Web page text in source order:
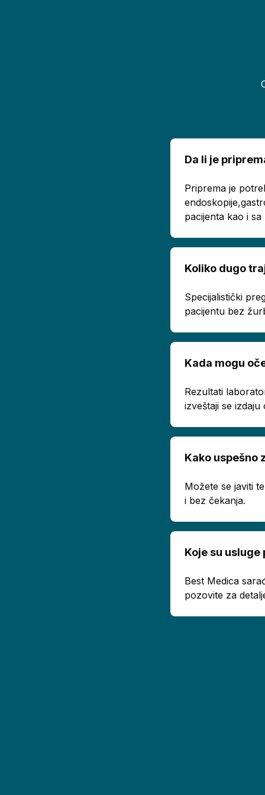
Da li je
Priprema je
pacijenta kao i sa
Koliko dugo
Specijalistički
pacijentu bez
Kada mogu
Rezultati
izveštaji se
Kako uspešno
Možete se javiti
i bez čekanja.
Koje su
Best Medica
pozovite za